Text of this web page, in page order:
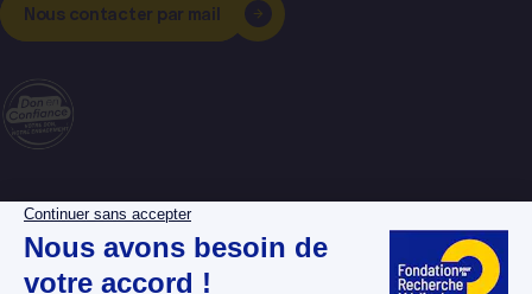
Nous contacter par mail
La Fondation pour la
Recherche Médicale
Nos dossiers maladies
Espace chercheurs